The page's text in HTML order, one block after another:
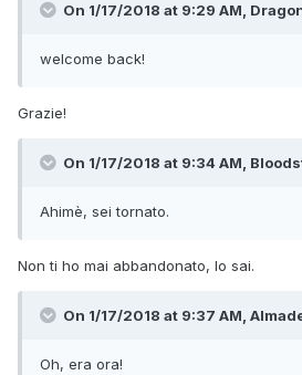
On 1/17/2018 at 9:29 AM,
welcome back!
Grazie!
On 1/17/2018 at 9:34 AM,
Ahimè, sei tornato.
Non ti ho mai abbandonato, lo sai.
On 1/17/2018 at 9:37 AM,
Oh, era ora!